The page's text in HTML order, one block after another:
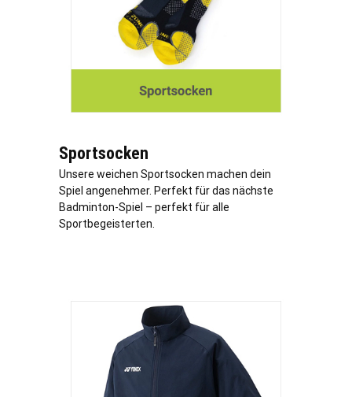
Sportsocken
Unsere weichen Sportsocken machen dein
Spiel angenehmer. Perfekt für das nächste
Badminton-Spiel – perfekt für alle
Sportbegeisterten.